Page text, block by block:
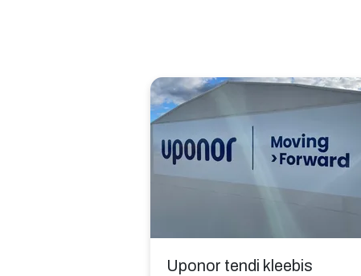
Uponor tendi kleebis